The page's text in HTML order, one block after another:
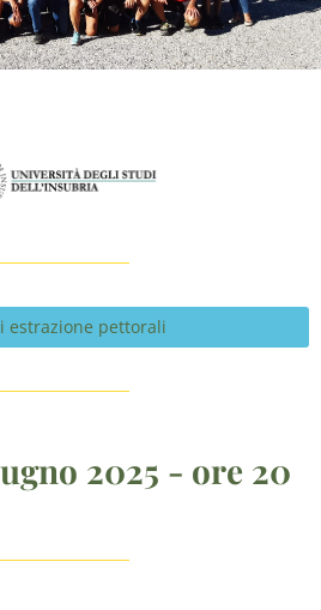
estrazione pettorali
2025 - ore 20